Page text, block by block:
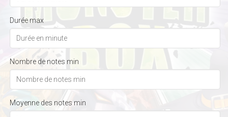
Durée max
Nombre de notes min
Moyenne des notes min